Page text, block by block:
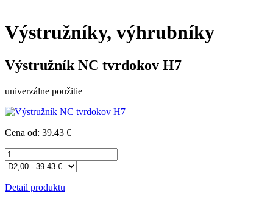
Výstružníky, výhrubníky
Výstružník NC tvrdokov H7
univerzálne použitie
Cena od: 39.43 €
Detail produktu